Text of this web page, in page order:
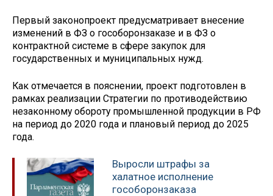
Первый законопроект предусматривает внесение
изменений в ФЗ о гособоронзаказе и в ФЗ о
контрактной системе в сфере закупок для
государственных и муниципальных нужд.
Как отмечается в пояснении, проект подготовлен в
рамках реализации Стратегии по противодействию
незаконному обороту промышленной продукции в РФ
на период до 2020 года и плановый период до 2025
года.
Выросли штрафы за
халатное исполнение
гособоронзаказа